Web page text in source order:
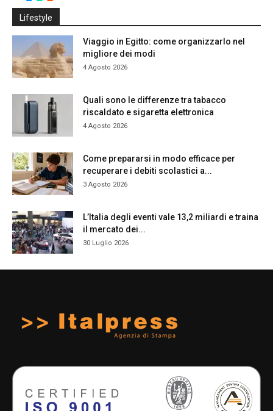
Lifestyle
Viaggio in Egitto: come organizzarlo nel
migliore dei modi
4 Agosto 2026
Quali sono le differenze tra tabacco
riscaldato e sigaretta elettronica
4 Agosto 2026
Come prepararsi in modo efficace per
recuperare i debiti scolastici a...
3 Agosto 2026
L’Italia degli eventi vale 13,2 miliardi e traina
il mercato dei...
30 Luglio 2026